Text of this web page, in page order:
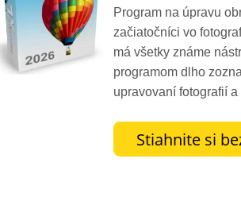
Program na úpravu
začiatočníci vo
má všetky známe
programom dlho
upravovaní fotografií